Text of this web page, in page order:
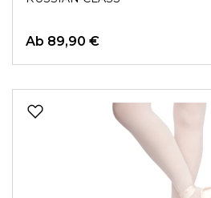
Ab 89,90 €